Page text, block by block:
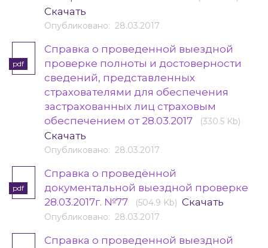
Скачать
Опубликовано: 28.03.2017
pdf
Справка о проведенной выездной
проверке полноты и достоверности
сведений, представленных
страхователями для обеспечения
застрахованных лиц страховым
обеспечением от 28.03.2017
(330.5 Kb)
Скачать
Опубликовано: 28.03.2017
pdf
Справка о проведённой
документальной выездной проверке
28.03.2017г. №77
(504.9 Kb) Скачать
Опубликовано: 28.03.2017
Справка о проведенной выездной